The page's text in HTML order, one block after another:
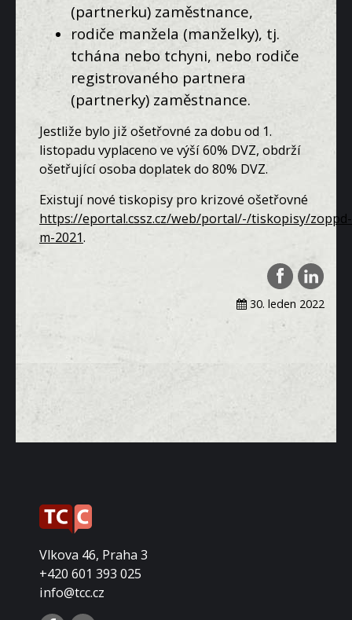
(partnerku) zaměstnance,
rodiče manžela (manželky), tj.
tchána nebo tchyni, nebo rodiče
registrovaného partnera
(partnerky) zaměstnance.
Jestliže bylo již ošetřovné za dobu od 1.
listopadu vyplaceno ve výší 60% DVZ, obdrží
ošetřující osoba doplatek do 80% DVZ.
Existují nové tiskopisy pro krizové ošetřovné
https://eportal.cssz.cz/web/portal/-/tiskopisy/zoppd-
m-2021.
30. leden 2022
Vlkova 46, Praha 3
+420 601 393 025
info@tcc.cz